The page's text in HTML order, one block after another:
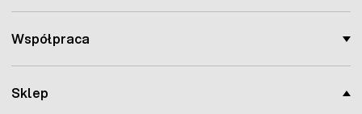
Sklep
Współpraca